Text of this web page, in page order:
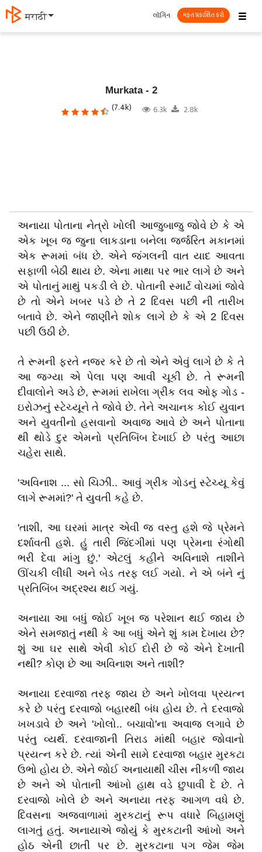
मराठी ☰
લૉગિન મફત પ્રકાશિત કરો
Murkata - 2
(7.4k) 6.3k 2.8k
અનાયા પોતાના નેત્રો ખોલી આજુબાજુ જોવે છે કે એ
એક ખૂબ જ જુના લાકડાના બનેલા જર્જરિત મકાનમાં
એક રૂમમાં બંધ છે. એને જંગલની વાત યાદ આવતા
સફાળી બેઠી થાય છે. એના માથા પર ભાર લાગે છે અને
એ પોતાનું માથું પકડી લે છે. પોતાની સ્માર્ટ વોચમાં જોવે
છે તો એને ખબર પડે છે તે 2 દિવસ પછી ની તારીખ
બતાવે છે. એને જાણીને શોક લાગે છે કે એ 2 દિવસ
પછી ઉઠી છે.
તે રૂમની ફરતે નજર કરે છે તો એને એવું લાગે છે કે તે
આ જગ્યા એ પેલા પણ આવી ચૂકી છે. તે રૂમની
દીવાલોને અડે છે, રૂમમાં રાખેલા ગ્રીક લવ ઓફ ગોડ -
ઇરોઝનું સ્ટેચ્યૂને તે જોવે છે. તેને અચાનક કોઈ યુવાન
અને યુવતીનો હસવાનો અવાજ આવે છે અને પોતાના
થી થોડે દુર એમનો પ્રતિબિંબ દેખાઈ છે પરંતુ આછા
ચહેરા સાથે.
'અવિનાશ ... સો ચિઝી.. આવું ગ્રીક ગોડનું સ્ટેચ્યૂ કેવું
લાગે રૂમમાં?' તે યુવતી કહે છે.
'તાશી, આ ઘરમાં માત્ર એવી જ વસ્તુ હશે જે પ્રેમને
દર્શાવતી હશે. હું તારી જિંદગીમાં પણ પ્રેમના રંગોથી
ભરી દેવા માંગુ છું.' એટલું કહીને અવિનાશે તાશીને
ઊંચકી લીધી અને બેડ તરફ લઈ ગયો. ને એ બંને નું
પ્રતિબિંબ અદ્રશ્ય થઈ ગયું.
અનાયા આ બધું જોઈ ખૂબ જ પરેશાન થઈ જાય છે
એને સમજાતું નથી કે આ બધું એને શું કામ દેખાય છે?
શું આ ઘર સાથે એવી કોઈ દોરી છે જે એને દેખાતી
નથી? કોણ છે આ અવિનાશ અને તાશી?
અનાયા દરવાજા તરફ જાય છે અને ખોલવા પ્રયત્ન
કરે છે પરંતુ દરવાજો બહારથી બંધ હોય છે. તે દરવાજો
ખખડાવે છે અને 'ખોલો.. બચાવો'ના અવાજ લગાવે છે
પરંતુ વ્યર્થ. દરવાજાની તિરાડ માંથી બહાર જોવાનો
પ્રયત્ન કરે છે. ત્યાં એની સામે દરવાજા બહાર મુરકટા
ઉભો હોય છે. એને જોઈ અનાયાથી ચીસ નીકળી જાય
છે અને એ પોતાની આંખો હાથ વડે છુપાવી દે છે. તે
દરવાજો ખોલે છે અને અનાયા તરફ આગળ વધે છે.
દિવસના અજવાળામાં મુરકટાનું રૂપ વધારે બિહામણું
લાગતું હતું. અનાયાએ જોયું કે મુરકટાની આંખો અને
હોઠ એની છાતી પર છે. મુરકટાના પગ જેમ જેમ